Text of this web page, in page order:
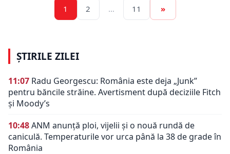
1 2 … 11 »
ȘTIRILE ZILEI
11:07 Radu Georgescu: România este deja „Junk”
pentru băncile străine. Avertisment după deciziile Fitch
și Moody’s
10:48ANM anunță ploi, vijelii și o nouă rundă de
caniculă. Temperaturile vor urca până la 38 de grade în
România